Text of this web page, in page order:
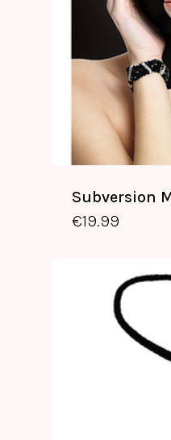
Subversion
€19.99